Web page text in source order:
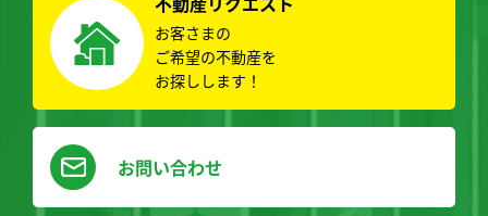
お客さまの
ご希望の不動産を
お探しします！
お問い合わせ